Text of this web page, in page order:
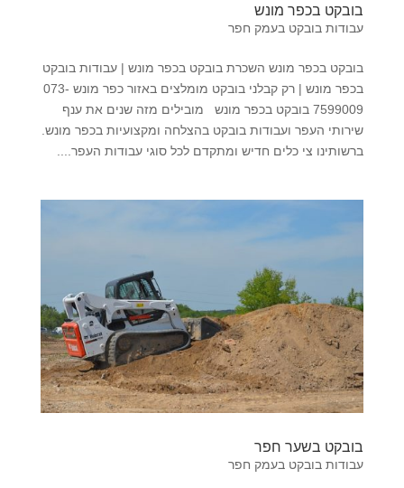
בובקט בכפר מונש
עבודות בובקט בעמק חפר
בובקט בכפר מונש השכרת בובקט בכפר מונש | עבודות בובקט
בכפר מונש | רק קבלני בובקט מומלצים באזור כפר מונש 073-
7599009 בובקט בכפר מונש מובילים מזה שנים את ענף
שירותי העפר ועבודות בובקט בהצלחה ומקצועיות בכפר מונש.
ברשותינו צי כלים חדיש ומתקדם לכל סוגי עבודות העפר....
בובקט בשער חפר
עבודות בובקט בעמק חפר